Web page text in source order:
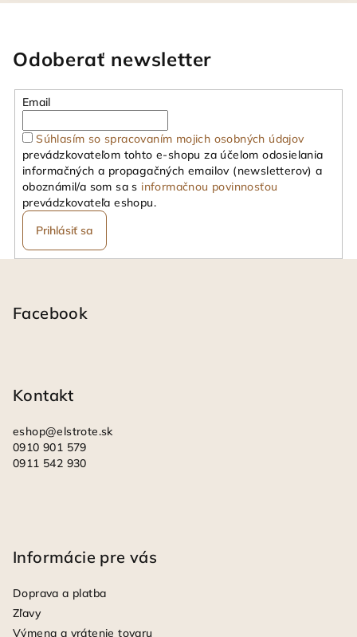
Odoberať newsletter
Email
Súhlasím so spracovaním mojich osobných údajov
prevádzkovateľom tohto e-shopu za účelom odosielania
informačných a propagačných emailov (newsletterov) a
oboznámil/a som sa s informačnou povinnosťou
prevádzkovateľa eshopu.
Prihlásiť sa
Facebook
Kontakt
eshop@elstrote.sk
0910 901 579
0911 542 930
Informácie pre vás
Doprava a platba
Zľavy
Výmena a vrátenie tovaru